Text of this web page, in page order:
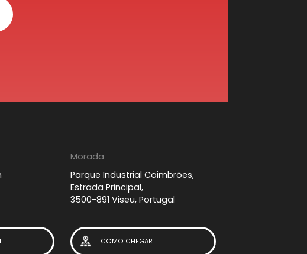
Morada
Parque Industrial Coimbrões,
Estrada Principal,
3500-891 Viseu, Portugal
COMO CHEGAR